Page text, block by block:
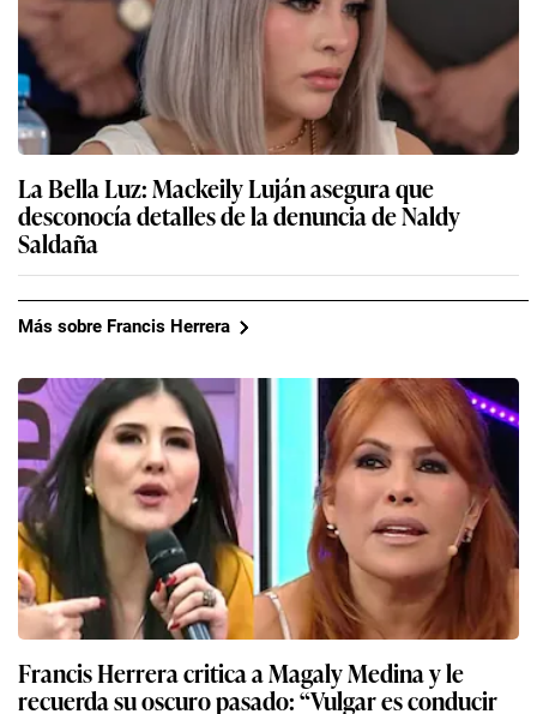
La Bella Luz: Mackeily Luján asegura que
desconocía detalles de la denuncia de Naldy
Saldaña
Más sobre Francis Herrera
Francis Herrera critica a Magaly Medina y le
recuerda su oscuro pasado: “Vulgar es conducir